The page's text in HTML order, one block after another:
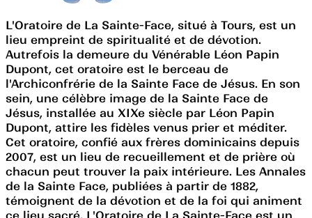
L'Oratoire de La Sainte-Face, situé à Tours, est un
lieu empreint de spiritualité et de dévotion.
Autrefois la demeure du Vénérable Léon Papin
Dupont, cet oratoire est le berceau de
l'Archiconfrérie de la Sainte Face de Jésus. En son
sein, une célèbre image de la Sainte Face de
Jésus, installée au XIXe siècle par Léon Papin
Dupont, attire les fidèles venus prier et méditer.
Cet oratoire, confié aux frères dominicains depuis
2007, est un lieu de recueillement et de prière où
chacun peut trouver la paix intérieure. Les Annales
de la Sainte Face, publiées à partir de 1882,
témoignent de la dévotion et de la foi qui animent
ce lieu sacré. L'Oratoire de La Sainte-Face est un